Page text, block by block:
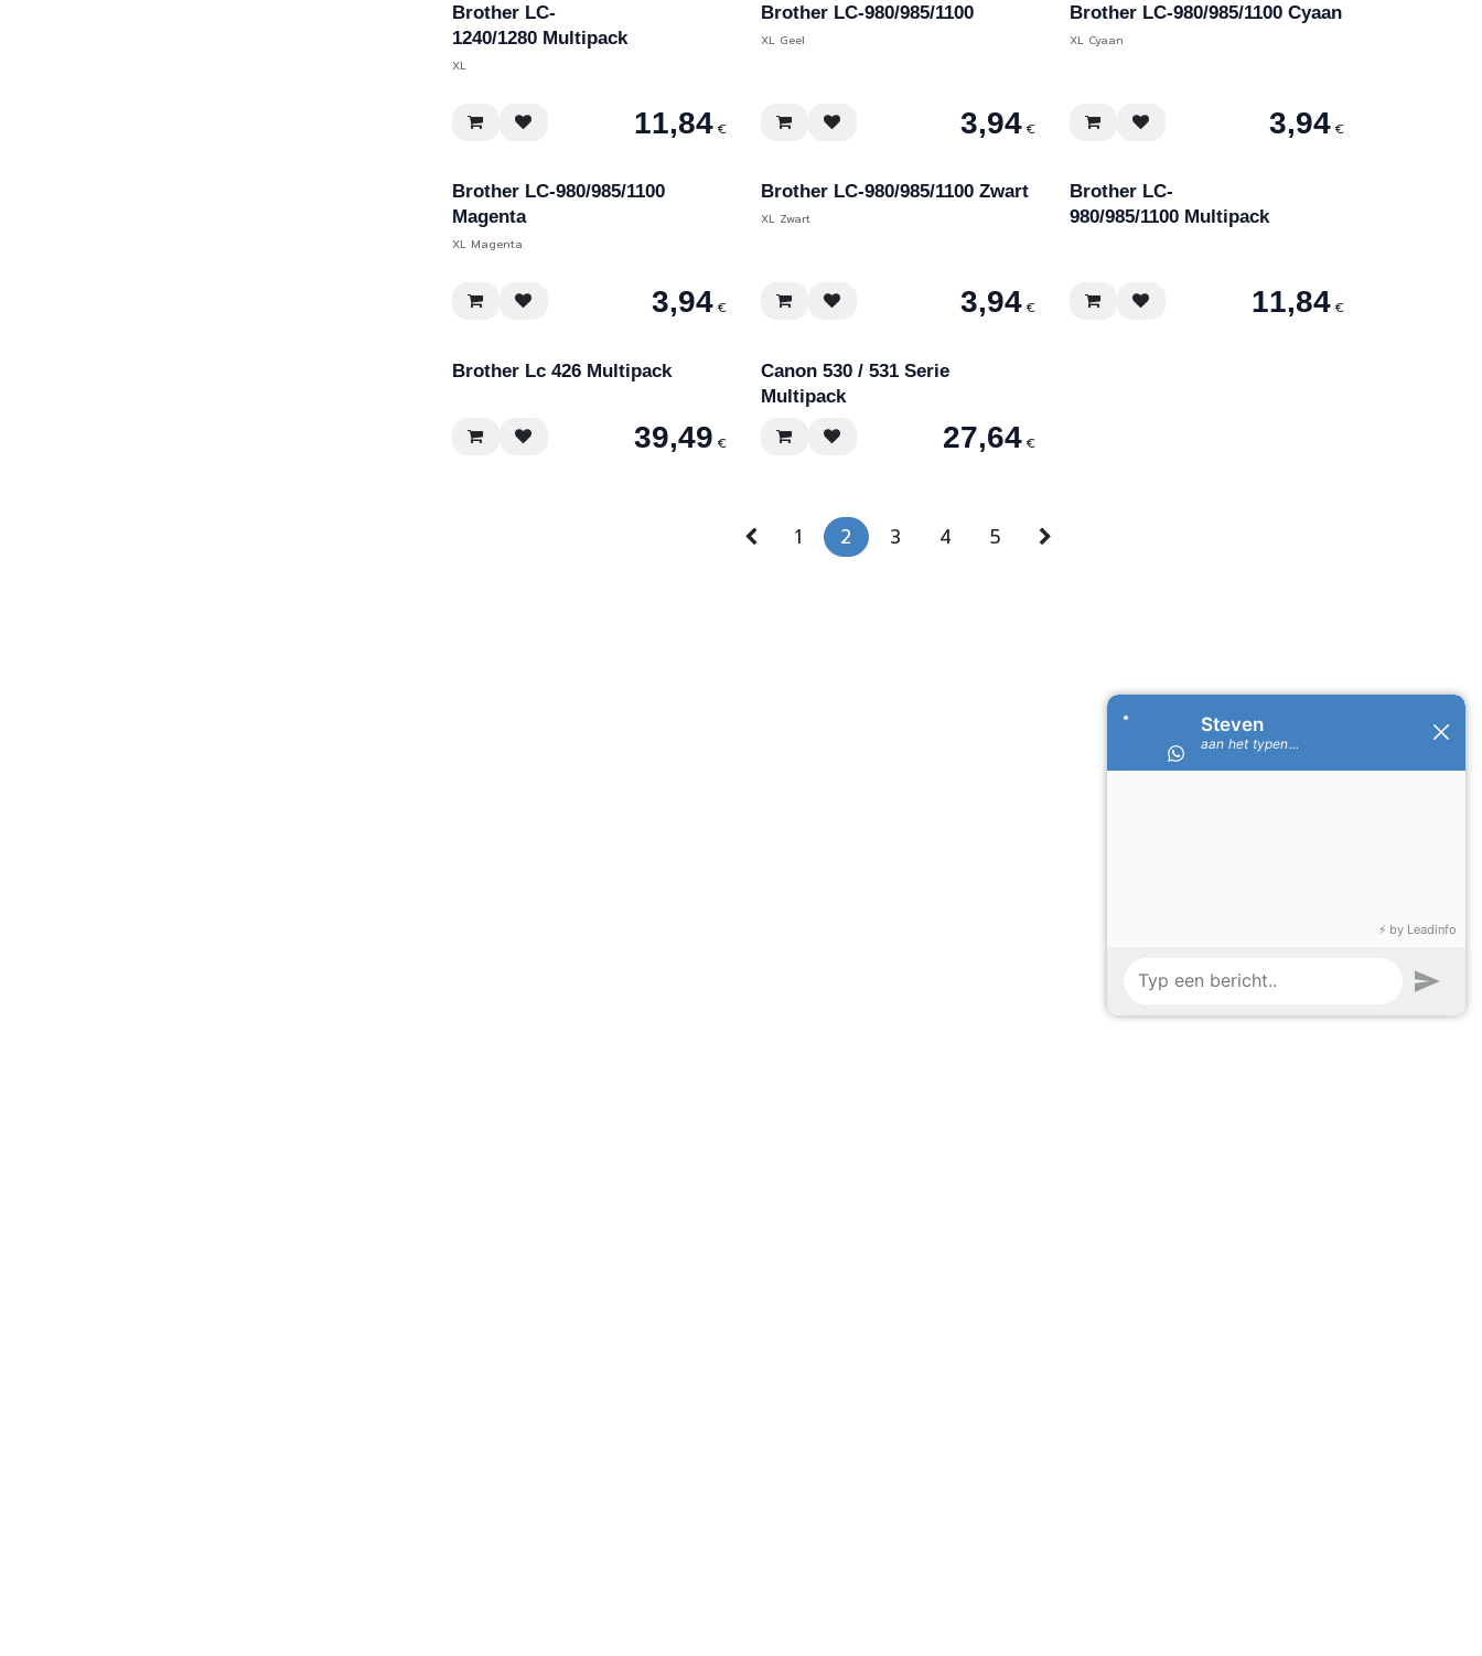
Brother LC-
1240/1280 Multipack
XL
11,84 €
Brother LC-980/985/1100
XL Geel
3,94 €
Brother LC-980/985/1100 Cyaan
XL Cyaan
3,94 €
Brother LC-980/985/1100
Magenta
XL Magenta
3,94 €
Brother LC-980/985/1100 Zwart
XL Zwart
3,94 €
Brother LC-
980/985/1100 Multipack
11,84 €
Brother Lc 426 Multipack
39,49 €
Canon 530 / 531 Serie
Multipack
27,64 €
1 2 3 4 5